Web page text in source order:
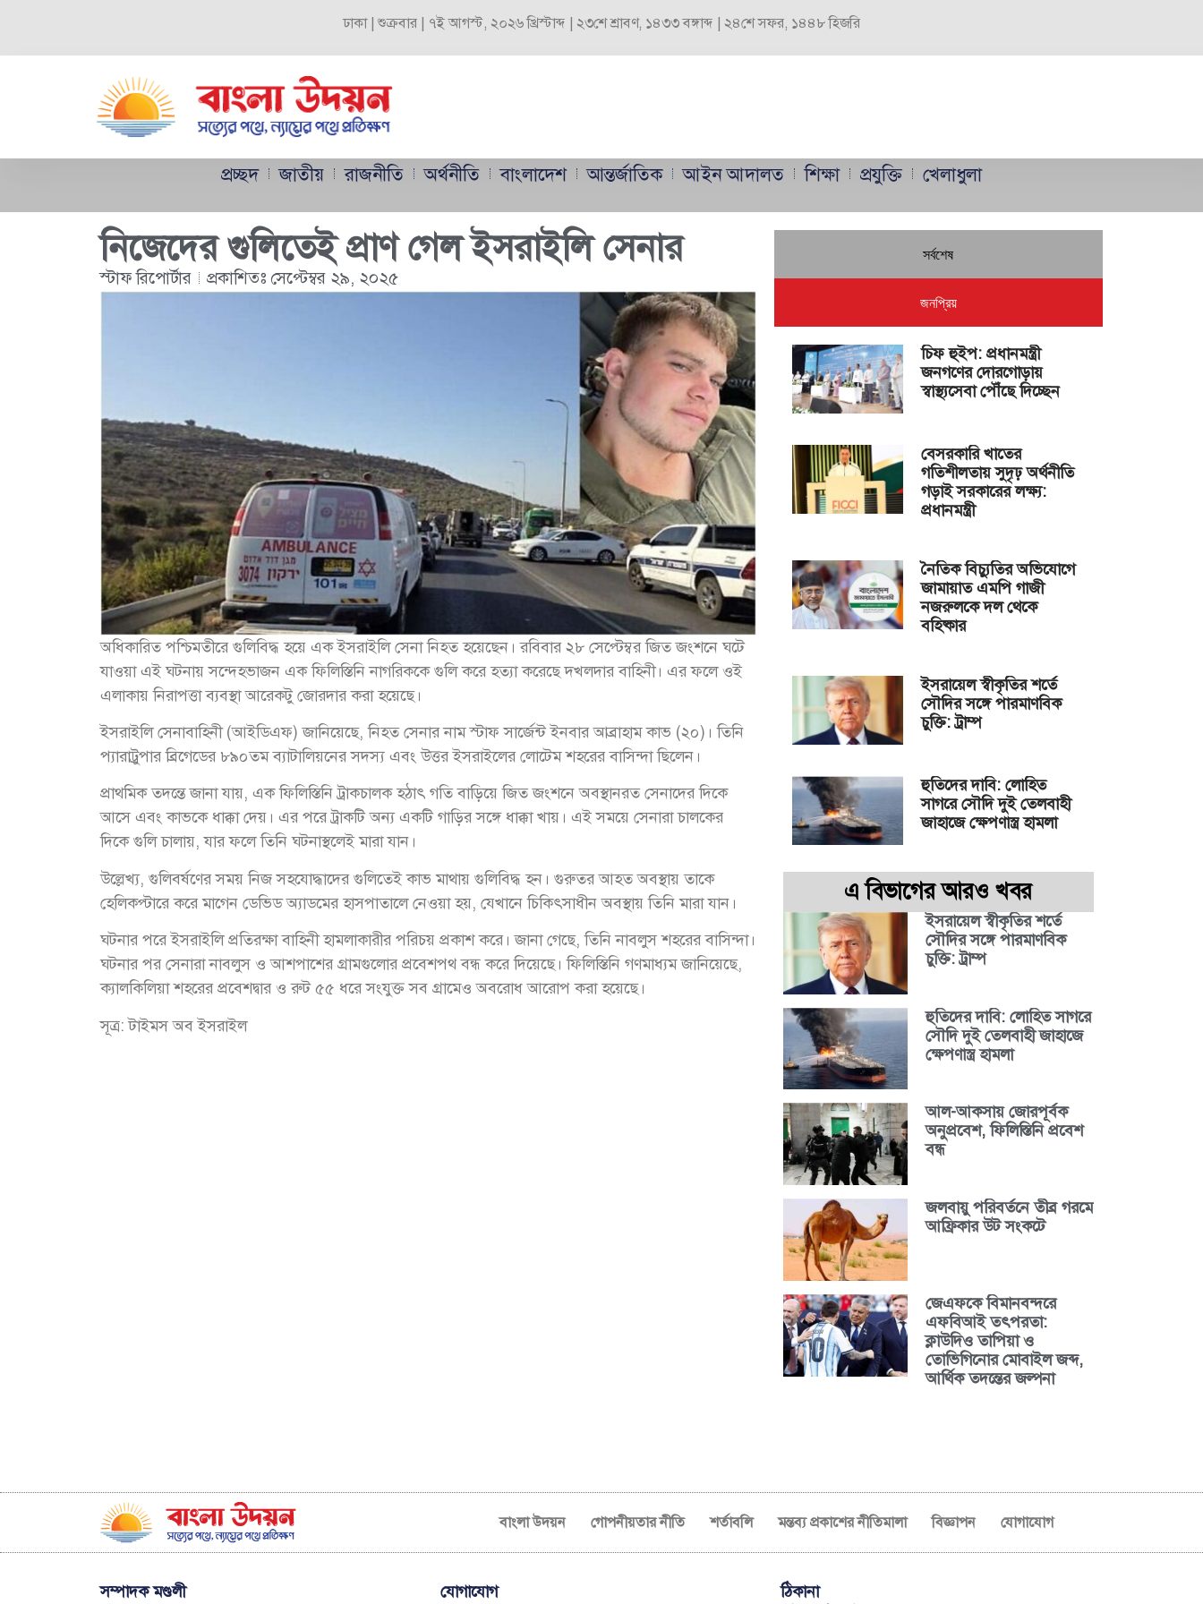
ঢাকা | শুক্রবার | ৭ই আগস্ট, ২০২৬ খ্রিস্টাব্দ | ২৩শে শ্রাবণ, ১৪৩৩ বঙ্গাব্দ | ২৪শে সফর, ১৪৪৮ হিজরি
প্রচ্ছদ জাতীয় রাজনীতি অর্থনীতি বাংলাদেশ আন্তর্জাতিক আইন আদালত শিক্ষা প্রযুক্তি খেলাধুলা
নিজেদের গুলিতেই প্রাণ গেল ইসরাইলি সেনার
স্টাফ রিপোর্টার প্রকাশিতঃ সেপ্টেম্বর ২৯, ২০২৫
অধিকারিত পশ্চিমতীরে গুলিবিদ্ধ হয়ে এক ইসরাইলি সেনা নিহত হয়েছেন। রবিবার ২৮ সেপ্টেম্বর জিত জংশনে ঘটে
যাওয়া এই ঘটনায় সন্দেহভাজন এক ফিলিস্তিনি নাগরিককে গুলি করে হত্যা করেছে দখলদার বাহিনী। এর ফলে ওই
এলাকায় নিরাপত্তা ব্যবস্থা আরেকটু জোরদার করা হয়েছে।
ইসরাইলি সেনাবাহিনী (আইডিএফ) জানিয়েছে, নিহত সেনার নাম স্টাফ সার্জেন্ট ইনবার আব্রাহাম কাভ (২০)। তিনি
প্যারাট্রুপার ব্রিগেডের ৮৯০তম ব্যাটালিয়নের সদস্য এবং উত্তর ইসরাইলের লোটেম শহরের বাসিন্দা ছিলেন।
প্রাথমিক তদন্তে জানা যায়, এক ফিলিস্তিনি ট্রাকচালক হঠাৎ গতি বাড়িয়ে জিত জংশনে অবস্থানরত সেনাদের দিকে
আসে এবং কাভকে ধাক্কা দেয়। এর পরে ট্রাকটি অন্য একটি গাড়ির সঙ্গে ধাক্কা খায়। এই সময়ে সেনারা চালকের
দিকে গুলি চালায়, যার ফলে তিনি ঘটনাস্থলেই মারা যান।
উল্লেখ্য, গুলিবর্ষণের সময় নিজ সহযোদ্ধাদের গুলিতেই কাভ মাথায় গুলিবিদ্ধ হন। গুরুতর আহত অবস্থায় তাকে
হেলিকপ্টারে করে মাগেন ডেভিড অ্যাডমের হাসপাতালে নেওয়া হয়, যেখানে চিকিৎসাধীন অবস্থায় তিনি মারা যান।
ঘটনার পরে ইসরাইলি প্রতিরক্ষা বাহিনী হামলাকারীর পরিচয় প্রকাশ করে। জানা গেছে, তিনি নাবলুস শহরের বাসিন্দা।
ঘটনার পর সেনারা নাবলুস ও আশপাশের গ্রামগুলোর প্রবেশপথ বন্ধ করে দিয়েছে। ফিলিস্তিনি গণমাধ্যম জানিয়েছে,
ক্যালকিলিয়া শহরের প্রবেশদ্বার ও রুট ৫৫ ধরে সংযুক্ত সব গ্রামেও অবরোধ আরোপ করা হয়েছে।
সূত্র: টাইমস অব ইসরাইল
সর্বশেষ
জনপ্রিয়
চিফ হুইপ: প্রধানমন্ত্রী
জনগণের দোরগোড়ায়
স্বাস্থ্যসেবা পৌঁছে দিচ্ছেন
বেসরকারি খাতের
গতিশীলতায় সুদৃঢ় অর্থনীতি
গড়াই সরকারের লক্ষ্য:
প্রধানমন্ত্রী
নৈতিক বিচ্যুতির অভিযোগে
জামায়াত এমপি গাজী
নজরুলকে দল থেকে
বহিষ্কার
ইসরায়েল স্বীকৃতির শর্তে
সৌদির সঙ্গে পারমাণবিক
চুক্তি: ট্রাম্প
হুতিদের দাবি: লোহিত
সাগরে সৌদি দুই তেলবাহী
জাহাজে ক্ষেপণাস্ত্র হামলা
এ বিভাগের আরও খবর
ইসরায়েল স্বীকৃতির শর্তে
সৌদির সঙ্গে পারমাণবিক
চুক্তি: ট্রাম্প
হুতিদের দাবি: লোহিত সাগরে
সৌদি দুই তেলবাহী জাহাজে
ক্ষেপণাস্ত্র হামলা
আল-আকসায় জোরপূর্বক
অনুপ্রবেশ, ফিলিস্তিনি প্রবেশ
বন্ধ
জলবায়ু পরিবর্তনে তীব্র গরমে
আফ্রিকার উট সংকটে
জেএফকে বিমানবন্দরে
এফবিআই তৎপরতা:
ক্লাউদিও তাপিয়া ও
তোভিগিনোর মোবাইল জব্দ,
আর্থিক তদন্তের জল্পনা
বাংলা উদয়ন গোপনীয়তার নীতি শর্তাবলি মন্তব্য প্রকাশের নীতিমালা বিজ্ঞাপন যোগাযোগ
সম্পাদক মণ্ডলী যোগাযোগ ঠিকানা